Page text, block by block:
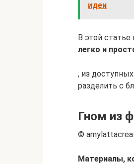
идеи
В этой
легко и
, из
разделить с
Гном из
©
Материалы,